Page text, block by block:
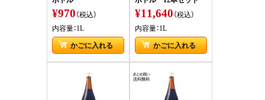
¥970（税込）
内容量：1L
かごに入れる
¥11,640（税込）
内容量：1L
かごに入れる